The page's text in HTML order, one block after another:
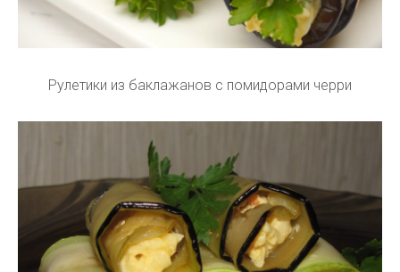
Рулетики из баклажанов с помидорами черри